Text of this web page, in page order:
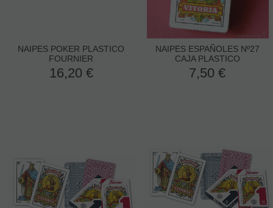
NAIPES POKER PLASTICO
FOURNIER
16,20 €
NAIPES ESPAÑOLES Nº27
CAJA PLASTICO
7,50 €